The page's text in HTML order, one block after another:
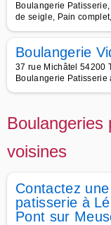
Boulangerie
de seigle, Pain complet,
Boulangerie
37 rue Michâtel 54200
Boulangerie Patisserie
Boulangeries
voisines
Contactez
patisserie à
Pont sur